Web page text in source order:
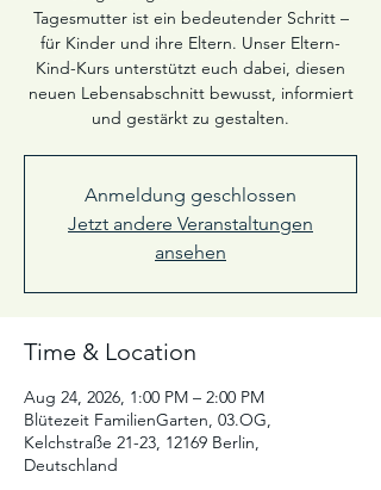
Tagesmutter ist ein bedeutender Schritt –
für Kinder und ihre Eltern. Unser Eltern-
Kind-Kurs unterstützt euch dabei, diesen
neuen Lebensabschnitt bewusst, informiert
und gestärkt zu gestalten.
Anmeldung geschlossen
Jetzt andere Veranstaltungen
ansehen
Time & Location
Aug 24, 2026, 1:00 PM – 2:00 PM
Blütezeit FamilienGarten, 03.OG,
Kelchstraße 21-23, 12169 Berlin,
Deutschland